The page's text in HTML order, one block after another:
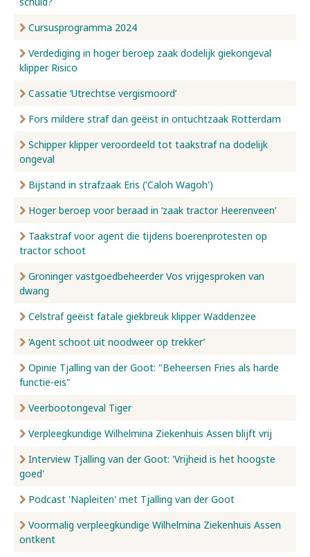
Cursusprogramma 2024
Verdediging in hoger beroep zaak dodelijk giekongeval
klipper Risico
Cassatie ‘Utrechtse vergismoord’
Fors mildere straf dan geëist in ontuchtzaak Rotterdam
Schipper klipper veroordeeld tot taakstraf na dodelijk
ongeval
Bijstand in strafzaak Eris ('Caloh Wagoh')
Hoger beroep voor beraad in ‘zaak tractor Heerenveen’
Taakstraf voor agent die tijdens boerenprotesten op
tractor schoot
Groninger vastgoedbeheerder Vos vrijgesproken van
dwang
Celstraf geëist fatale giekbreuk klipper Waddenzee
‘Agent schoot uit noodweer op trekker’
Opinie Tjalling van der Goot: "Beheersen Fries als harde
functie-eis"
Veerbootongeval Tiger
Verpleegkundige Wilhelmina Ziekenhuis Assen blijft vrij
Interview Tjalling van der Goot: 'Vrijheid is het hoogste
goed'
Podcast 'Napleiten' met Tjalling van der Goot
Voormalig verpleegkundige Wilhelmina Ziekenhuis Assen
ontkent